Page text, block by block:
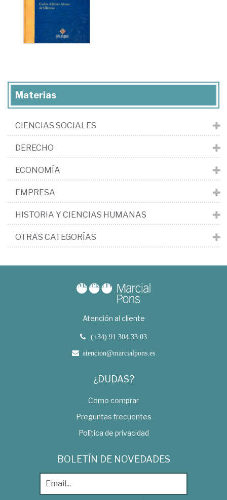
Materias
CIENCIAS SOCIALES
DERECHO
ECONOMÍA
EMPRESA
HISTORIA Y CIENCIAS HUMANAS
OTRAS CATEGORÍAS
Atención al cliente
(+34) 91 304 33 03
atencion@marcialpons.es
¿DUDAS?
Como comprar
Preguntas frecuentes
Política de privacidad
BOLETÍN DE NOVEDADES